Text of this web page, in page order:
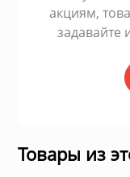
акциям,
задавайте
Товары из